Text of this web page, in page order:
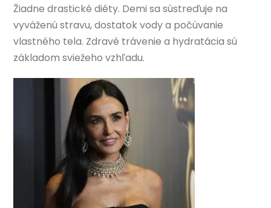
Žiadne drastické diéty. Demi sa sústreďuje na
vyváženú stravu, dostatok vody a počúvanie
vlastného tela. Zdravé trávenie a hydratácia sú
základom sviežeho vzhľadu.